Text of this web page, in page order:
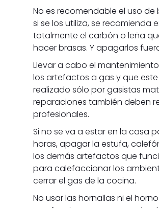
No es recomendable el uso de
si se los utiliza, se recomienda
totalmente el carbón o leña
hacer brasas. Y apagarlos
Llevar a cabo el
los artefactos a gas y que
realizado sólo por gasistas
reparaciones también deben
profesionales.
Si no se va a estar en la casa
horas, apagar la estufa,
los demás artefactos que
para calefaccionar los
cerrar el gas de la cocina.
No usar las hornallas ni el